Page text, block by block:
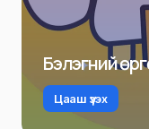
Бэлэгний
Цааш үзэх